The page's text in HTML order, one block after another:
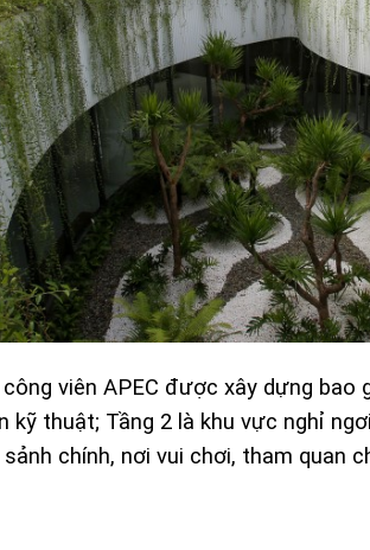
viên APEC được xây dựng bao
kỹ thuật; Tầng 2 là khu vực nghỉ
chính, nơi vui chơi, tham quan